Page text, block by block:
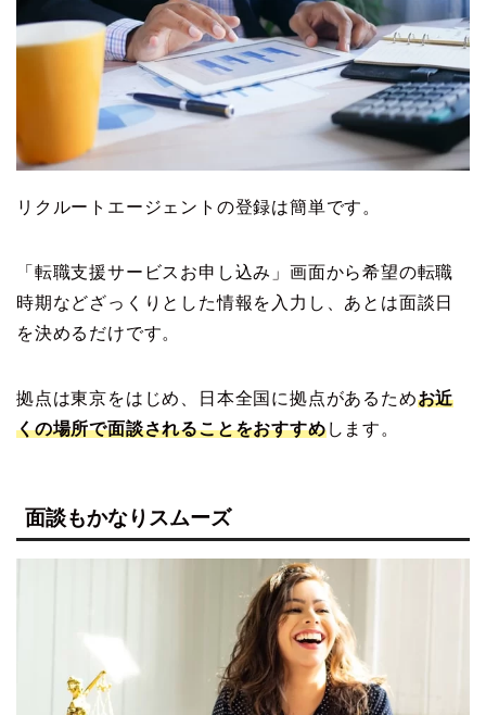
リクルートエージェントの登録は簡単です。
「転職支援サービスお申し込み」画面から希望の転職
時期などざっくりとした情報を入力し、あとは面談日
を決めるだけです。
拠点は東京をはじめ、日本全国に拠点があるためお近
くの場所で面談されることをおすすめします。
面談もかなりスムーズ